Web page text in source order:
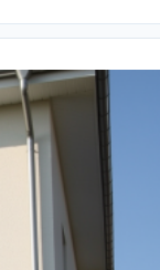
- Decopertat
diferite
- Servicii
la inaltime...